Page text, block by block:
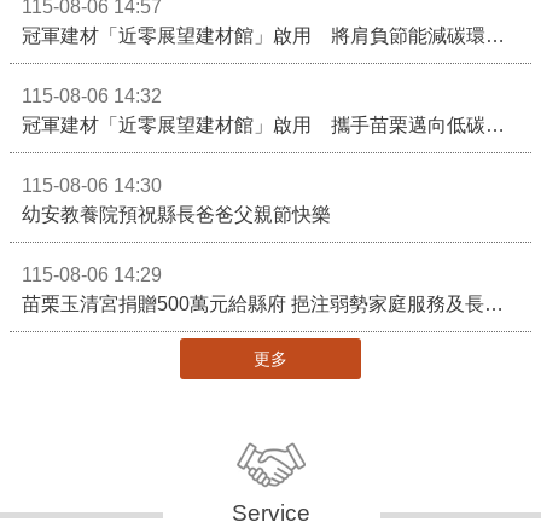
115-08-06 14:57
冠軍建材「近零展望建材館」啟用 將肩負節能減碳環境教育重任
115-08-06 14:32
冠軍建材「近零展望建材館」啟用 攜手苗栗邁向低碳建築新未來
115-08-06 14:30
幼安教養院預祝縣長爸爸父親節快樂
115-08-06 14:29
苗栗玉清宮捐贈500萬元給縣府 挹注弱勢家庭服務及長照醫療資源
更多